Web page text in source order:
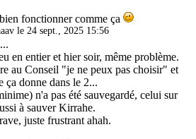
fonctionner comme ça
le 24 sept., 2025 15:56
en entier et hier soir, même problème.
au Conseil "je ne peux pas choisir" et
ça donne dans le 2...
n'a pas été sauvegardé, celui sur
à sauver Kirrahe.
juste frustrant ahah.